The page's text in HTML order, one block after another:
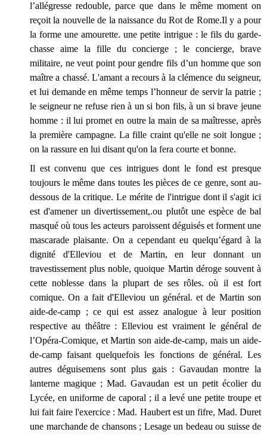
l’allégresse redouble, parce que dans le même moment on
reçoit la nouvelle de la naissance du Rot de Rome.Il y a pour
la forme une amourette. une petite intrigue : le fils du garde-
chasse aime la fille du concierge ; le concierge, brave
militaire, ne veut point pour gendre fils d’un homme que son
maître a chassé. L'amant a recours à la clémence du seigneur,
et lui demande en même temps l’honneur de servir la patrie ;
le seigneur ne refuse rien à un si bon fils, à un si brave jeune
homme : il lui promet en outre la main de sa maîtresse, après
la première campagne. La fille craint qu'elle ne soit longue ;
on la rassure en lui disant qu'on la fera courte et bonne.
Il est convenu que ces intrigues dont le fond est presque
toujours le même dans toutes les pièces de ce genre, sont au-
dessous de la critique. Le mérite de l'intrigue dont il s'agit ici
est d'amener un divertissement,.ou plutôt une espèce de bal
masqué où tous les acteurs paroissent déguisés et forment une
mascarade plaisante. On a cependant eu quelqu’égard à la
dignité d'Elleviou et de Martin, en leur donnant un
travestissement plus noble, quoique Martin déroge souvent à
cette noblesse dans la plupart de ses rôles. où il est fort
comique. On a fait d'Elleviou un général. et de Martin son
aide-de-camp ; ce qui est assez analogue à leur position
respective au théâtre : Elleviou est vraiment le général de
l’Opéra-Comique, et Martin son aide-de-camp, mais un aide-
de-camp faisant quelquefois les fonctions de général. Les
autres déguisemens sont plus gais : Gavaudan montre la
lanterne magique ; Mad. Gavaudan est un petit écolier du
Lycée, en uniforme de caporal ; il a levé une petite troupe et
lui fait faire l'exercice : Mad. Haubert est un fifre, Mad. Duret
une marchande de chansons ; Lesage un bedeau ou suisse de